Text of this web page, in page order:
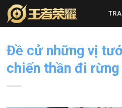
Đề cử những vị
chiến thần đi rừng